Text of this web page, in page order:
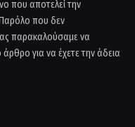
που αποτελεί την
Παρόλο που δεν
παρακαλούσαμε να
για να έχετε την άδεια